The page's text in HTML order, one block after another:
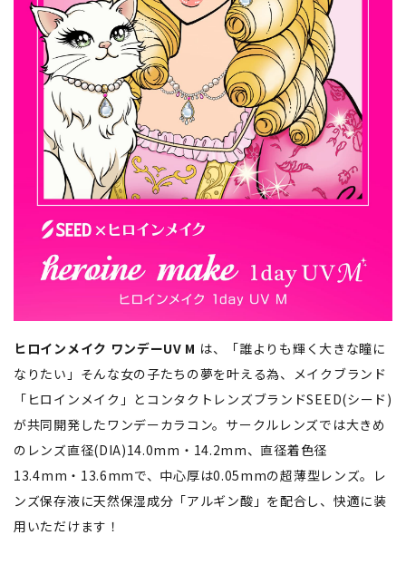
ヒロインメイク ワンデーUV M は、「誰よりも輝く大きな瞳に
なりたい」そんな女の子たちの夢を叶える為、メイクブランド
「ヒロインメイク」とコンタクトレンズブランドSEED(シード)
が共同開発したワンデーカラコン。サークルレンズでは大きめ
のレンズ直径(DIA)14.0mm・14.2mm、直径着色径
13.4mm・13.6mmで、中心厚は0.05mmの超薄型レンズ。レ
ンズ保存液に天然保湿成分「アルギン酸」を配合し、快適に装
用いただけます！